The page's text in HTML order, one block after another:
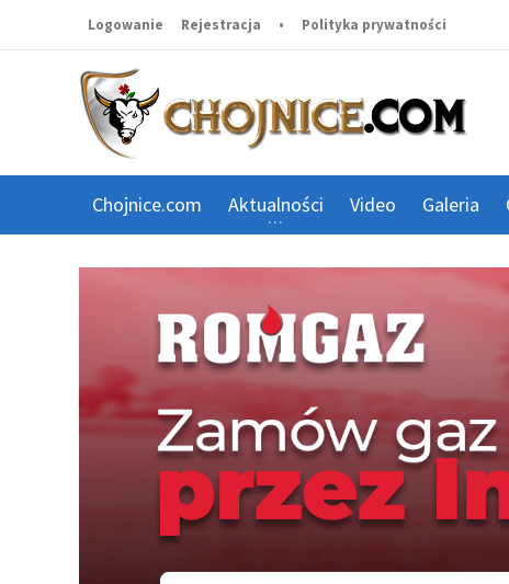
Logowanie Rejestracja • Polityka prywatności
Chojnice.com Aktualności Video Galeria